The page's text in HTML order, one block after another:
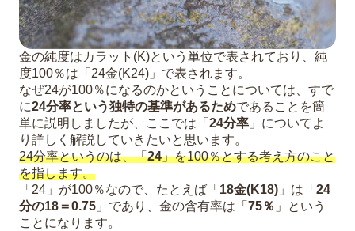
金の純度はカラット(K)という単位で表されており、純
度100％は「24金(K24)」で表されます。
なぜ24が100％になるのかということについては、すで
に24分率という独特の基準があるためであることを簡
単に説明しましたが、ここでは「 24分率 」についてよ
り詳しく解説していきたいと思います。
24分率というのは、「24」を100％とする考え方のこと
を指します。
「24」が100％なので、たとえば「 18金(K18) 」は「 24
分の18＝0.75 」であり、金の含有率は「 75％ 」という
ことになります。